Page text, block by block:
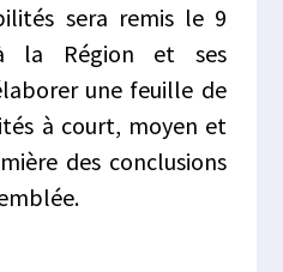
sera remis le 9
la Région et ses
une feuille de
à court, moyen et
des conclusions